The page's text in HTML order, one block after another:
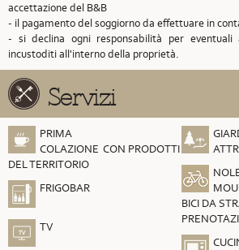
accettazione del B&B
- il pagamento del soggiorno da effettuare in
- si declina ogni responsabilità per
incustoditi all'interno della proprietà.
Servizi
PRIMA
COLAZIONE CON PRODOTTI
DEL TERRITORIO
FRIGOBAR
TV
BICI DA